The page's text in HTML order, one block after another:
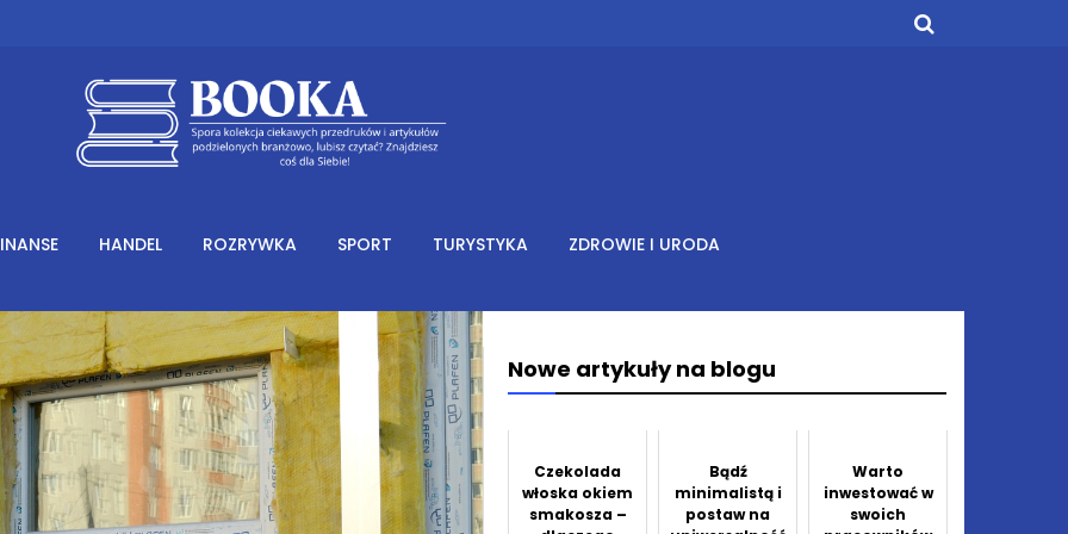
HANDEL ROZRYWKA SPORT TURYSTYKA ZDROWIE I URODA
Nowe artykuły na blogu
Czekolada
włoska okiem
smakosza –
Bądź
minimalistą i
postaw na
Warto
inwestować w
swoich